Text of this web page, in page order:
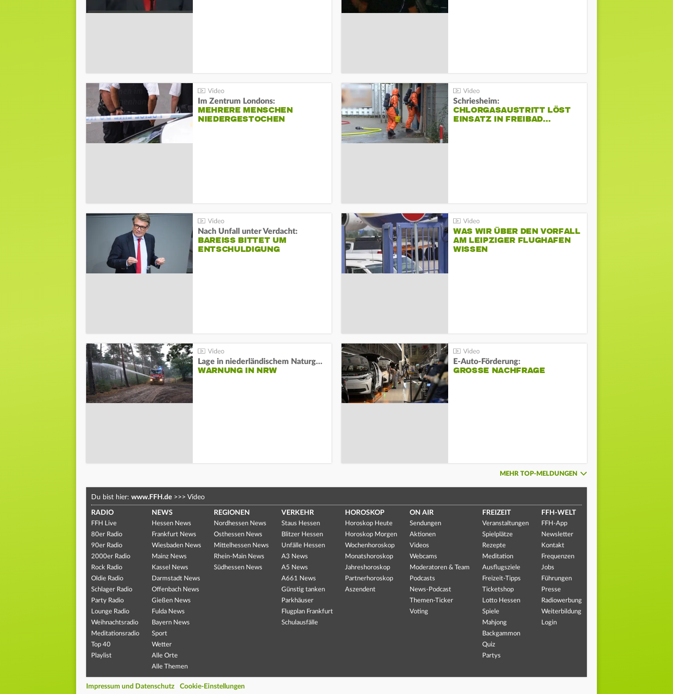
Im Zentrum Londons:
MEHRERE MENSCHEN
NIEDERGESTOCHEN
Schriesheim:
CHLORGASAUSTRITT LÖST
EINSATZ IN FREIBAD…
Nach Unfall unter Verdacht:
BAREISS BITTET UM E
NTSCHULDIGUNG
WAS WIR ÜBER DEN VORFALL
AM LEIPZIGER FLUGHAFEN
WISSEN
Lage in niederländischem Naturgebiet stabil
WARNUNG IN NRW
E-Auto-Förderung:
GROSSE NACHFRAGE
MEHR TOP-MELDUNGEN
Du bist hier: www.FFH.de >>> Video
RADIO
FFH Live
80er Radio
90er Radio
2000er Radio
Rock Radio
Oldie Radio
Schlager Radio
Party Radio
Lounge Radio
Weihnachtsradio
Meditationsradio
Top 40
Playlist
NEWS
Hessen News
Frankfurt News
Wiesbaden News
Mainz News
Kassel News
Darmstadt News
Offenbach News
Gießen News
Fulda News
Bayern News
Sport
Wetter
Alle Orte
Alle Themen
REGIONEN
Nordhessen News
Osthessen News
Mittelhessen News
Rhein-Main News
Südhessen News
VERKEHR
Staus Hessen
Blitzer Hessen
Unfälle Hessen
A3 News
A5 News
A661 News
Günstig tanken
Parkhäuser
Flugplan Frankfurt
Schulausfälle
HOROSKOP
Horoskop Heute
Horoskop Morgen
Wochenhoroskop
Monatshoroskop
Jahreshoroskop
Partnerhoroskop
Aszendent
ON AIR
Sendungen
Aktionen
Videos
Webcams
Moderatoren & Team
Podcasts
News-Podcast
Themen-Ticker
Voting
FREIZEIT
Veranstaltungen
Spielplätze
Rezepte
Meditation
Ausflugsziele
Freizeit-Tipps
Ticketshop
Lotto Hessen
Spiele
Mahjong
Backgammon
Quiz
Partys
FFH-WELT
FFH-App
Newsletter
Kontakt
Frequenzen
Jobs
Führungen
Presse
Radiowerbung
Weiterbildung
Login
Impressum und Datenschutz Cookie-Einstellungen